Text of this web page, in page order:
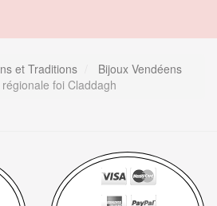
et Traditions
Bijoux Vendéens
foi Claddagh